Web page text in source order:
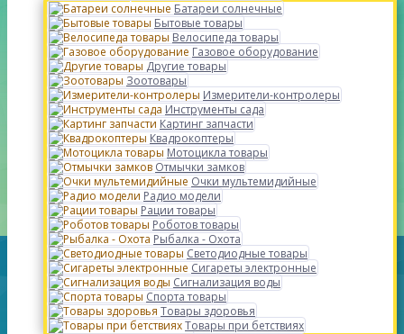
Батареи солнечные
Бытовые товары
Велосипеда товары
Газовое оборудование
Другие товары
Зоотовары
Измерители-контролеры
Инструменты сада
Картинг запчасти
Квадрокоптеры
Мотоцикла товары
Отмычки замков
Очки мультемидийные
Радио модели
Рации товары
Роботов товары
Рыбалка - Охота
Светодиодные товары
Сигареты электронные
Сигнализация воды
Спорта товары
Товары здоровья
Товары при бетствиях